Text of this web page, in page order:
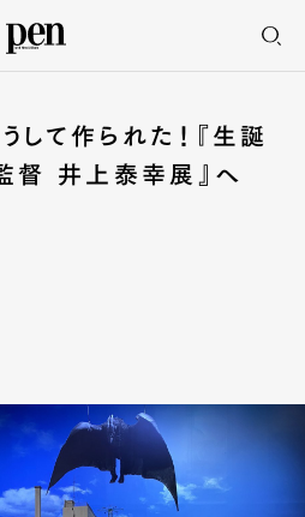
して作られた！『生誕
井上泰幸展』へ